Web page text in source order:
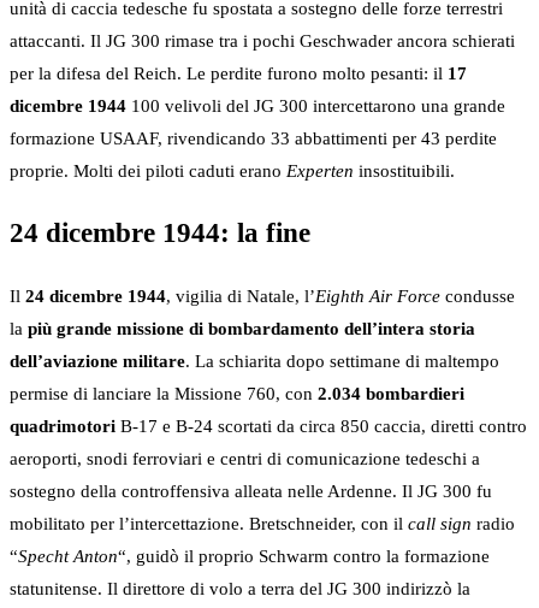
unità di caccia tedesche fu spostata a sostegno delle forze terrestri
attaccanti. Il JG 300 rimase tra i pochi Geschwader ancora schierati
per la difesa del Reich. Le perdite furono molto pesanti: il 17
dicembre 1944 100 velivoli del JG 300 intercettarono una grande
formazione USAAF, rivendicando 33 abbattimenti per 43 perdite
proprie. Molti dei piloti caduti erano Experten insostituibili.
24 dicembre 1944: la fine
Il 24 dicembre 1944, vigilia di Natale, l’Eighth Air Force condusse
la più grande missione di bombardamento dell’intera storia
dell’aviazione militare. La schiarita dopo settimane di maltempo
permise di lanciare la Missione 760, con 2.034 bombardieri
quadrimotori B-17 e B-24 scortati da circa 850 caccia, diretti contro
aeroporti, snodi ferroviari e centri di comunicazione tedeschi a
sostegno della controffensiva alleata nelle Ardenne. Il JG 300 fu
mobilitato per l’intercettazione. Bretschneider, con il call sign radio
“Specht Anton“, guidò il proprio Schwarm contro la formazione
statunitense. Il direttore di volo a terra del JG 300 indirizzò la